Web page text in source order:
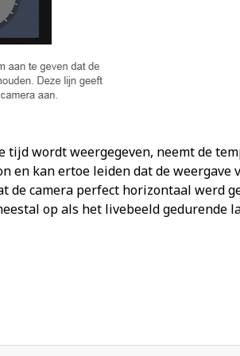
wordt weergegeven, neemt de
kan ertoe leiden dat de
camera perfect horizontaal werd
op als het livebeeld gedurende